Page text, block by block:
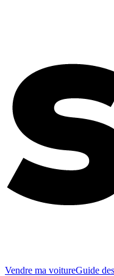
Vendre ma voitureGuide